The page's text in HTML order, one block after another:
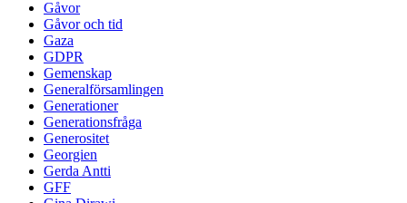
Gåvor
Gåvor och tid
Gaza
GDPR
Gemenskap
Generalförsamlingen
Generationer
Generationsfråga
Generositet
Georgien
Gerda Antti
GFF